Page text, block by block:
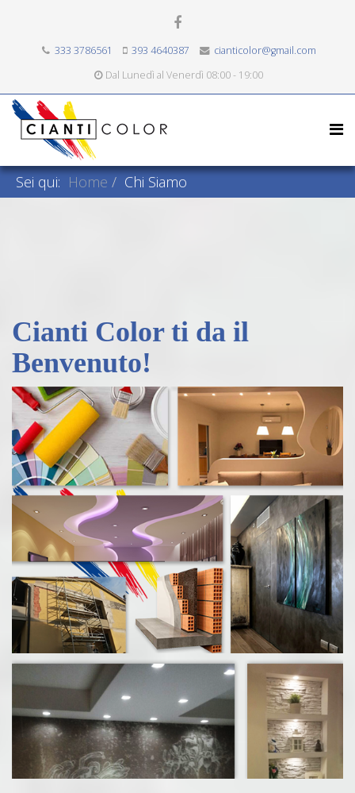
333 3786561 393 4640387
cianticolor@gmail.com
Dal Lunedì al Venerdì 08:00 - 19:00
Sei qui: Home Chi Siamo
Cianti Color ti da il
Benvenuto!